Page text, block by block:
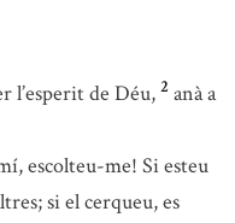
l’esperit de Déu, 2 anà a
escolteu-me! Si esteu
si el cerqueu, es